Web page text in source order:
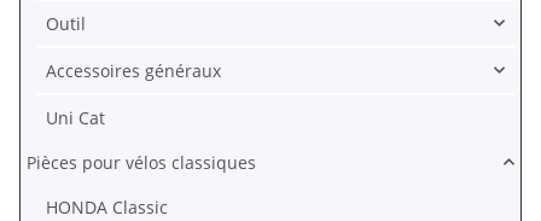
Outil
Accessoires généraux
Uni Cat
Pièces pour vélos classiques
HONDA Classic